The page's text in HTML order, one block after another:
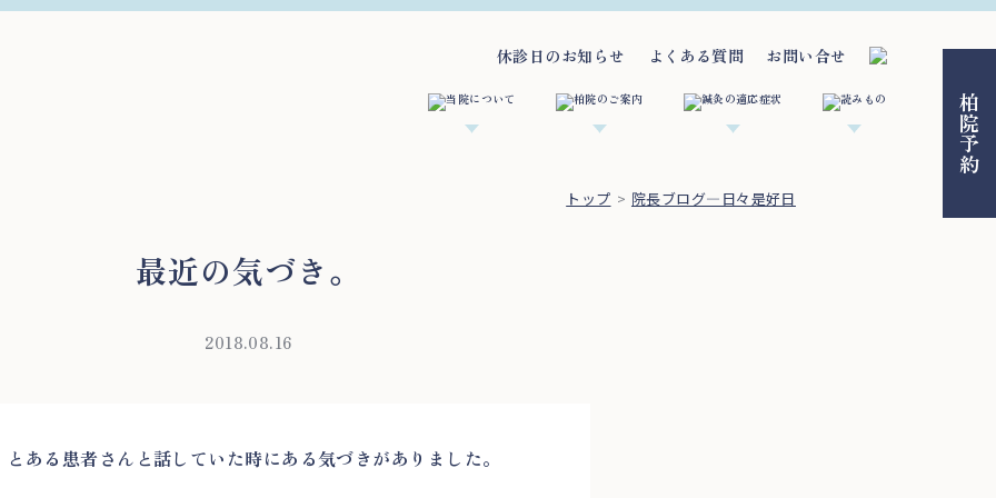
休診日のお知らせ よくある質問 お問い合せ
柏院予約
トップ 院長ブログ―日々是好日
最近の気づき。
2018.08.16
とある患者さんと話していた時にある気づきがありました。